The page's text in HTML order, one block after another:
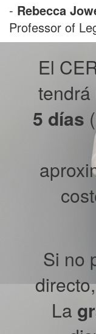
- Rebecca
Professor of
El
5 días
Si no
La